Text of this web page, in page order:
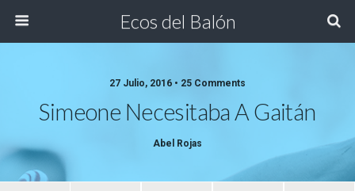
Ecos del Balón
27 Julio, 2016 • 25 Comments
Simeone Necesitaba A Gaitán
Abel Rojas